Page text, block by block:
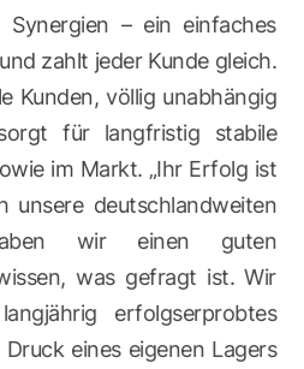
Synergien – ein einfaches
zahlt jeder Kunde gleich.
Kunden, völlig unabhängig
für langfristig stabile
im Markt. „Ihr Erfolg ist
unsere deutschlandweiten
wir einen guten
was gefragt ist. Wir
erfolgserprobtes
eines eigenen Lagers